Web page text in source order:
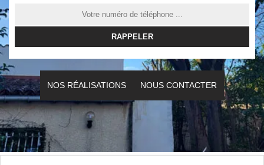
NOS RÉALISATIONS NOUS CONTACTER